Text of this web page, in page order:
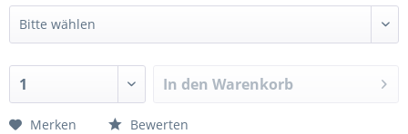
In den Warenkorb
Merken Bewerten